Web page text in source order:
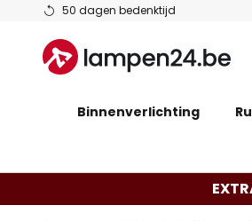
50 dagen bedenktijd
Ga
de
inhoud
Binnenverlichting